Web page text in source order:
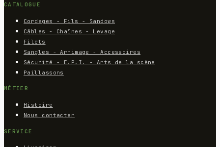
CATALOGUE
Cordages - Fils - Sandows
Câbles - Chaînes - Levage
Filets
Sangles - Arrimage - Accessoires
Sécurité - E.P.I. - Arts de la scène
Paillassons
MÉTIER
Histoire
Nous contacter
SERVICE